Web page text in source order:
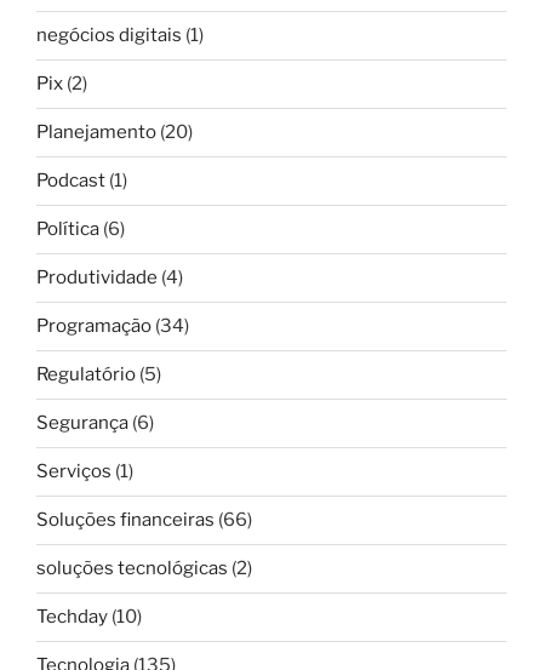
negócios digitais (1)
Pix (2)
Planejamento (20)
Podcast (1)
Política (6)
Produtividade (4)
Programação (34)
Regulatório (5)
Segurança (6)
Serviços (1)
Soluções financeiras (66)
soluções tecnológicas (2)
Techday (10)
Tecnologia (135)